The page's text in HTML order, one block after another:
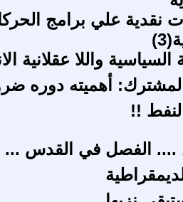
نقدية علي برامج
السياسية واللا عقلانية
أهميته دوره
!!
.... الفصل في القدس ...